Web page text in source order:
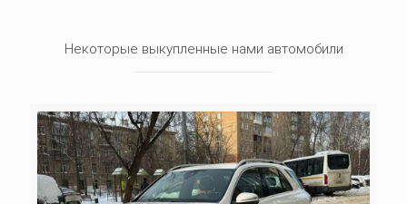
Некоторые выкупленные нами автомобили